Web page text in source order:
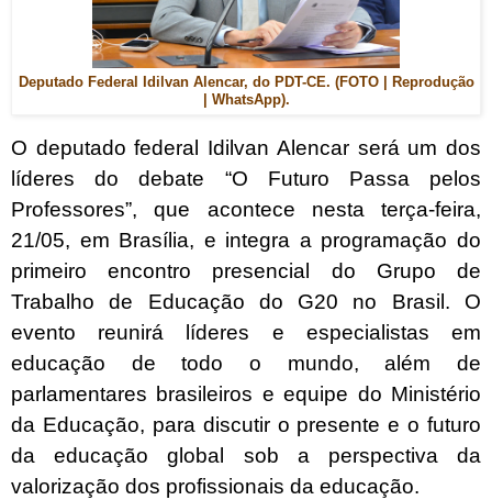
Deputado Federal Idilvan Alencar, do PDT-CE. (FOTO | Reprodução
| WhatsApp).
O deputado federal Idilvan Alencar será um dos
líderes do debate “O Futuro Passa pelos
Professores”, que acontece nesta terça-feira,
21/05, em Brasília, e integra a programação do
primeiro encontro presencial do Grupo de
Trabalho de Educação do G20 no Brasil. O
evento reunirá líderes e especialistas em
educação de todo o mundo, além de
parlamentares brasileiros e equipe do Ministério
da Educação, para discutir o presente e o futuro
da educação global sob a perspectiva da
valorização dos profissionais da educação.